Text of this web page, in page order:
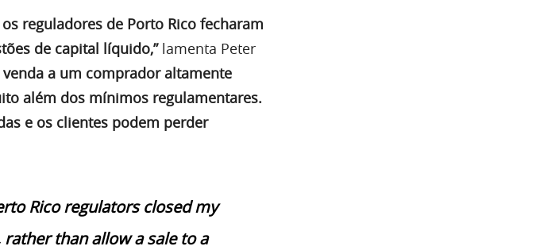
reguladores de Porto Rico fecharam
de capital líquido,”lamenta Peter
a um comprador altamente
além dos mínimos regulamentares.
e os clientes podem perder
Rico regulators closed my
than allow a sale to a